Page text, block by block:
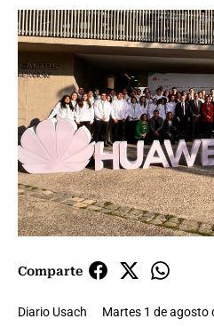
Comparte
Diario Usach Martes 1 de agosto